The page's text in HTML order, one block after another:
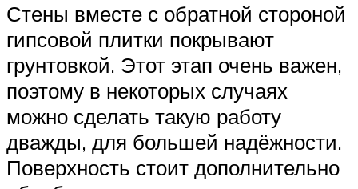
Стены вместе с обратной стороной
гипсовой плитки покрывают
грунтовкой. Этот этап очень важен,
поэтому в некоторых случаях
можно сделать такую работу
дважды, для большей надёжности.
Поверхность стоит дополнительно